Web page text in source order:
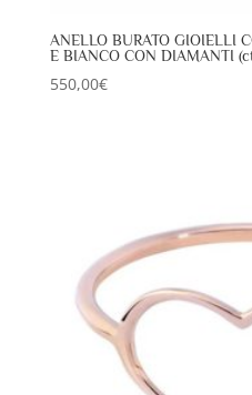
ANELLO BURATO GIOIELLI
E BIANCO CON DIAMANTI
550,00€